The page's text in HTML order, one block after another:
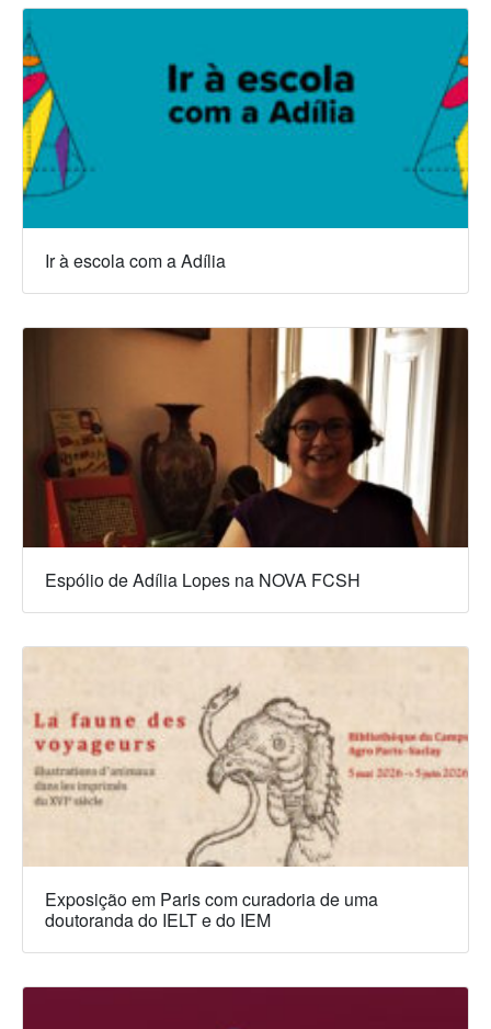
Ir à escola com a Adília
Espólio de Adília Lopes na NOVA FCSH
Exposição em Paris com curadoria de uma
doutoranda do IELT e do IEM